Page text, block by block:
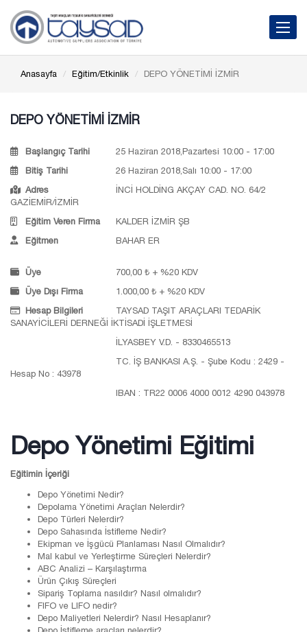
Toggle
Anasayfa Eğitim/Etkinlik DEPO YÖNETİMİ İZMİR
DEPO YÖNETİMİ İZMİR
Başlangıç Tarihi
25 Haziran 2018,Pazartesi 10:00 - 17:00
Bitiş Tarihi
26 Haziran 2018,Salı 10:00 - 17:00
Adres
İNCİ HOLDİNG AKÇAY CAD. NO. 64/2
GAZİEMİR/İZMİR
Eğitim Veren Firma
KALDER İZMİR ŞB
Eğitmen
BAHAR ER
Üye
700,00 ₺ + %20 KDV
Üye Dışı Firma
1.000,00 ₺ + %20 KDV
Hesap Bilgileri
TAYSAD TAŞIT ARAÇLARI TEDARİK
SANAYİCİLERİ DERNEĞİ İKTİSADİ İŞLETMESİ
İLYASBEY V.D. - 8330465513
TC. İŞ BANKASI A.Ş. - Şube Kodu : 2429 -
Hesap No : 43978
IBAN : TR22 0006 4000 0012 4290 043978
Depo Yönetimi Eğitimi
Eğitimin İçeriği
Depo Yönetimi Nedir?
Depolama Yönetimi Araçları Nelerdir?
Depo Türleri Nelerdir?
Depo Sahasında İstifleme Nedir?
Ekipman ve İşgücü Planlaması Nasıl Olmalıdır?
Mal kabul ve Yerleştirme Süreçleri Nelerdir?
ABC Analizi – Karşılaştırma
Ürün Çıkış Süreçleri
Sipariş Toplama nasıldır? Nasıl olmalıdır?
FIFO ve LIFO nedir?
Depo Maliyetleri Nelerdir? Nasıl Hesaplanır?